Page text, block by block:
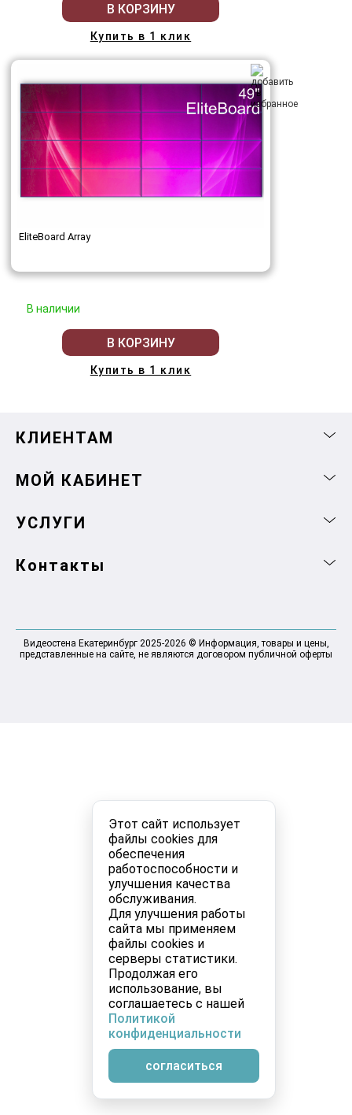
Этот сайт использует
файлы cookies для
обеспечения
работоспособности и
улучшения качества
обслуживания.
Для улучшения работы
сайта мы применяем
файлы cookies и
серверы статистики.
Продолжая его
использование, вы
соглашаетесь с нашей
Политикой
конфиденциальности
согласиться
В КОРЗИНУ
Купить в 1 клик
EliteBoard Array
В наличии
В КОРЗИНУ
Купить в 1 клик
КЛИЕНТАМ
МОЙ КАБИНЕТ
УСЛУГИ
Контакты
Видеостена Екатеринбург 2025-2026 © Информация, товары и цены,
представленные на сайте, не являются договором публичной оферты